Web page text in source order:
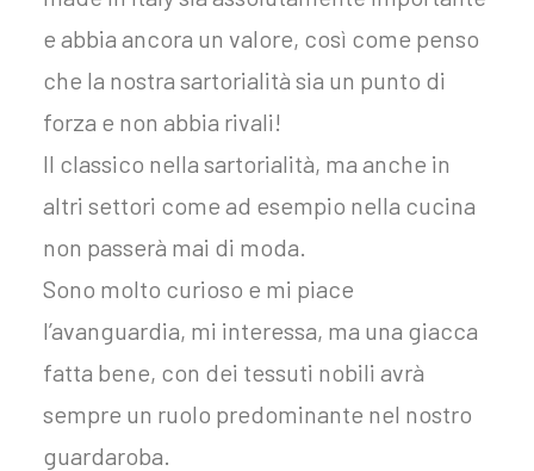
e abbia ancora un valore, così come penso
che la nostra sartorialità sia un punto di
forza e non abbia rivali!
Il classico nella sartorialità, ma anche in
altri settori come ad esempio nella cucina
non passerà mai di moda.
Sono molto curioso e mi piace
l’avanguardia, mi interessa, ma una giacca
fatta bene, con dei tessuti nobili avrà
sempre un ruolo predominante nel nostro
guardaroba.